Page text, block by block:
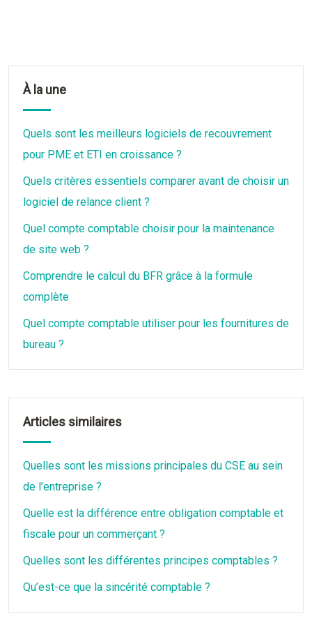
À la une
Quels sont les meilleurs logiciels de recouvrement
pour PME et ETI en croissance ?
Quels critères essentiels comparer avant de choisir un
logiciel de relance client ?
Quel compte comptable choisir pour la maintenance
de site web ?
Comprendre le calcul du BFR grâce à la formule
complète
Quel compte comptable utiliser pour les fournitures de
bureau ?
Articles similaires
Quelles sont les missions principales du CSE au sein
de l’entreprise ?
Quelle est la différence entre obligation comptable et
fiscale pour un commerçant ?
Quelles sont les différentes principes comptables ?
Qu’est-ce que la sincérité comptable ?